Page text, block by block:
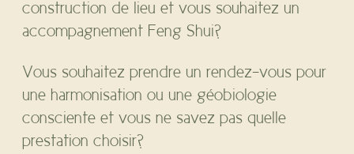
construction de lieu et vous souhaitez un
accompagnement Feng Shui?
Vous souhaitez prendre un rendez-vous pour
une harmonisation ou une géobiologie
consciente et vous ne savez pas quelle
prestation choisir?